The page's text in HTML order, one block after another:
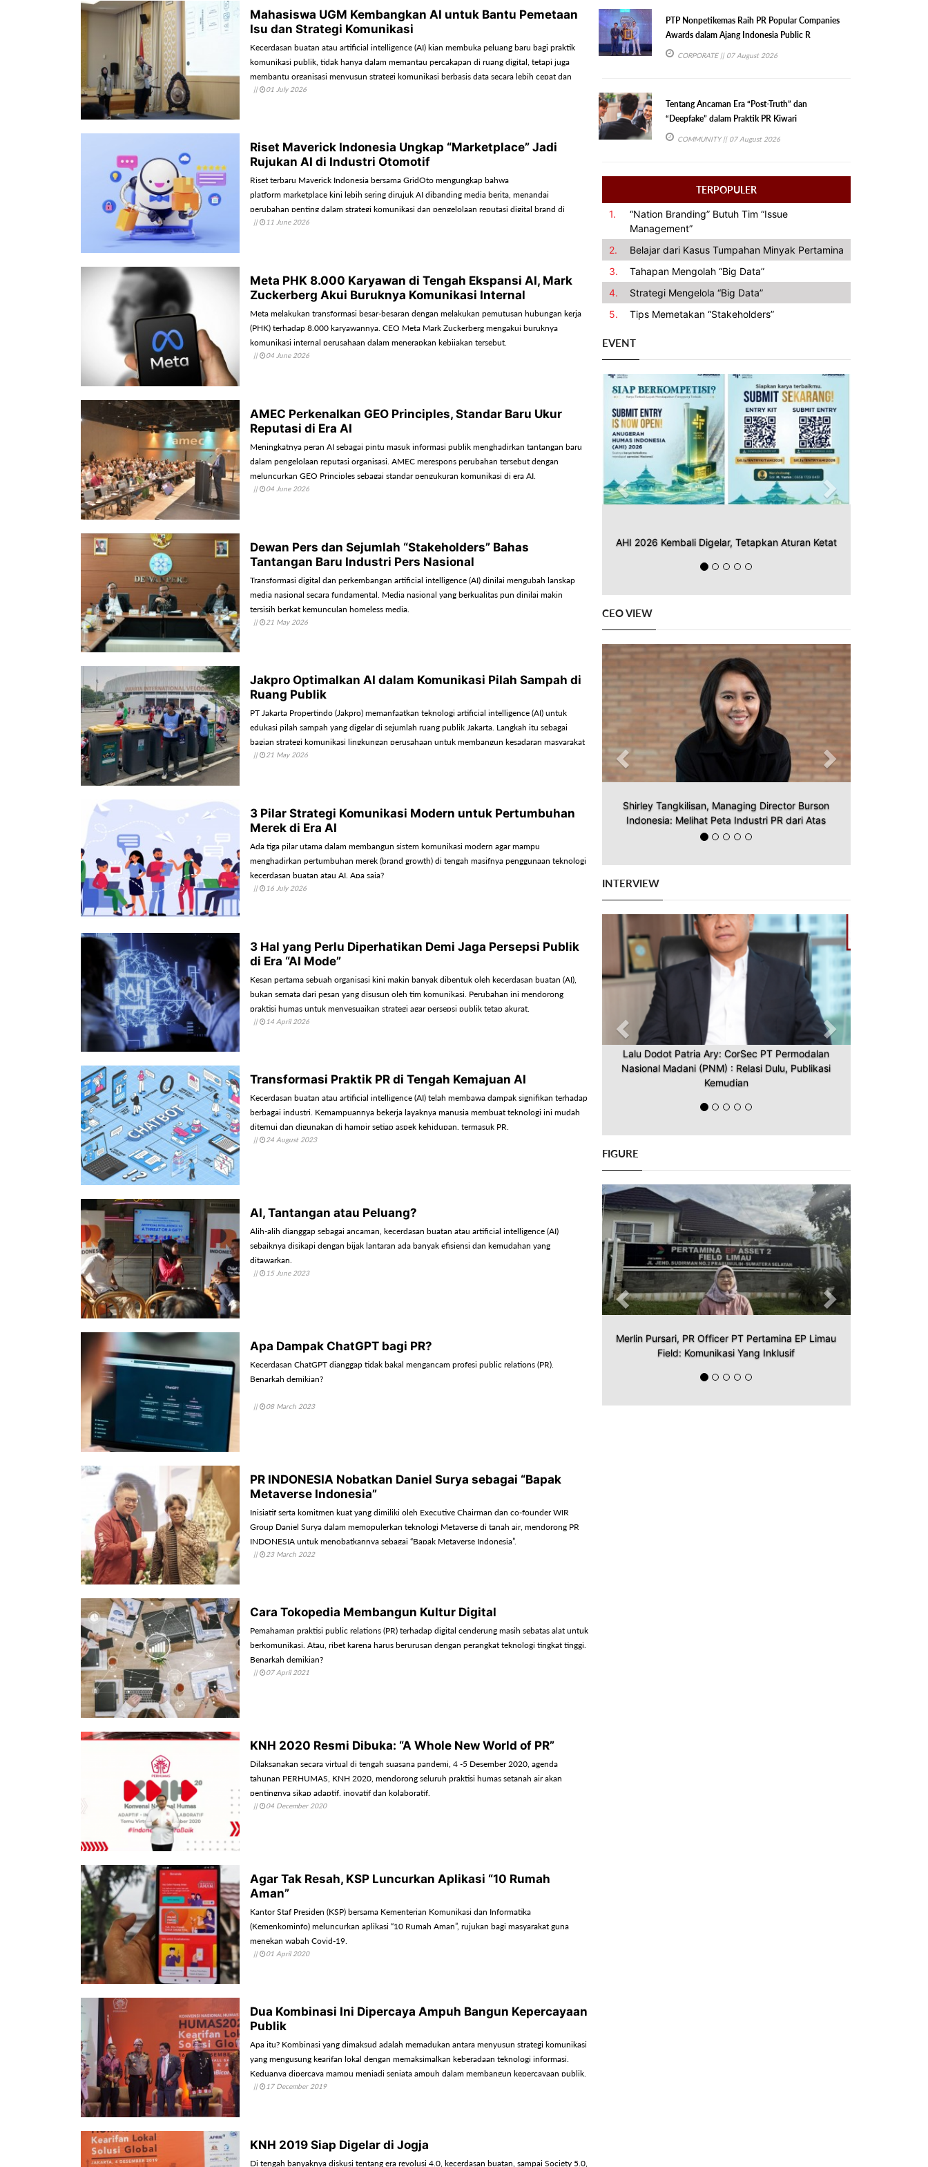
Mahasiswa UGM Kembangkan AI untuk Bantu Pemetaan
Isu dan Strategi Komunikasi
Kecerdasan buatan atau artificial intelligence (AI) kian membuka peluang baru bagi praktik
komunikasi publik, tidak hanya dalam memantau percakapan di ruang digital, tetapi juga
membantu organisasi menyusun strategi komunikasi berbasis data secara lebih cepat dan
akurat.
|| 01 July 2026
Riset Maverick Indonesia Ungkap “Marketplace” Jadi
Rujukan AI di Industri Otomotif
Riset terbaru Maverick Indonesia bersama GridOto mengungkap bahwa
platform marketplace kini lebih sering dirujuk AI dibanding media berita, menandai
perubahan penting dalam strategi komunikasi dan pengelolaan reputasi digital brand di
era generative AI.
|| 11 June 2026
Meta PHK 8.000 Karyawan di Tengah Ekspansi AI, Mark
Zuckerberg Akui Buruknya Komunikasi Internal
Meta melakukan transformasi besar-besaran dengan melakukan pemutusan hubungan kerja
(PHK) terhadap 8.000 karyawannya. CEO Meta Mark Zuckerberg mengakui buruknya
komunikasi internal perusahaan dalam menerapkan kebijakan tersebut.
|| 04 June 2026
AMEC Perkenalkan GEO Principles, Standar Baru Ukur
Reputasi di Era AI
Meningkatnya peran AI sebagai pintu masuk informasi publik menghadirkan tantangan baru
dalam pengelolaan reputasi organisasi. AMEC merespons perubahan tersebut dengan
meluncurkan GEO Principles sebagai standar pengukuran komunikasi di era AI.
|| 04 June 2026
Dewan Pers dan Sejumlah “Stakeholders” Bahas
Tantangan Baru Industri Pers Nasional
Transformasi digital dan perkembangan artificial intelligence (AI) dinilai mengubah lanskap
media nasional secara fundamental. Media nasional yang berkualitas pun dinilai makin
tersisih berkat kemunculan homeless media.
|| 21 May 2026
Jakpro Optimalkan AI dalam Komunikasi Pilah Sampah di
Ruang Publik
PT Jakarta Propertindo (Jakpro) memanfaatkan teknologi artificial intelligence (AI) untuk
edukasi pilah sampah yang digelar di sejumlah ruang publik Jakarta. Langkah itu sebagai
bagian strategi komunikasi lingkungan perusahaan untuk membangun kesadaran masyarakat
terhadap pengelolaan sampah berkelanjutan.
|| 21 May 2026
3 Pilar Strategi Komunikasi Modern untuk Pertumbuhan
Merek di Era AI
Ada tiga pilar utama dalam membangun sistem komunikasi modern agar mampu
menghadirkan pertumbuhan merek (brand growth) di tengah masifnya penggunaan teknologi
kecerdasan buatan atau AI. Apa saja?
|| 16 July 2026
3 Hal yang Perlu Diperhatikan Demi Jaga Persepsi Publik
di Era “AI Mode”
Kesan pertama sebuah organisasi kini makin banyak dibentuk oleh kecerdasan buatan (AI),
bukan semata dari pesan yang disusun oleh tim komunikasi. Perubahan ini mendorong
praktisi humas untuk menyesuaikan strategi agar persepsi publik tetap akurat.
|| 14 April 2026
Transformasi Praktik PR di Tengah Kemajuan AI
Kecerdasan buatan atau artificial intelligence (AI) telah membawa dampak signifikan terhadap
berbagai industri. Kemampuannya bekerja layaknya manusia membuat teknologi ini mudah
ditemui dan digunakan di hampir setiap aspek kehidupan, termasuk PR.
|| 24 August 2023
AI, Tantangan atau Peluang?
Alih-alih dianggap sebagai ancaman, kecerdasan buatan atau artificial intelligence (AI)
sebaiknya disikapi dengan bijak lantaran ada banyak efisiensi dan kemudahan yang
ditawarkan.
|| 15 June 2023
Apa Dampak ChatGPT bagi PR?
Kecerdasan ChatGPT dianggap tidak bakal mengancam profesi public relations (PR).
Benarkah demikian?
|| 08 March 2023
PR INDONESIA Nobatkan Daniel Surya sebagai “Bapak
Metaverse Indonesia”
Inisiatif serta komitmen kuat yang dimiliki oleh Executive Chairman dan co-founder WIR
Group Daniel Surya dalam memopulerkan teknologi Metaverse di tanah air, mendorong PR
INDONESIA untuk menobatkannya sebagai “Bapak Metaverse Indonesia”.
|| 23 March 2022
Cara Tokopedia Membangun Kultur Digital
Pemahaman praktisi public relations (PR) terhadap digital cenderung masih sebatas alat untuk
berkomunikasi. Atau, ribet karena harus berurusan dengan perangkat teknologi tingkat tinggi.
Benarkah demikian?
|| 07 April 2021
KNH 2020 Resmi Dibuka: “A Whole New World of PR”
Dilaksanakan secara virtual di tengah suasana pandemi, 4 -5 Desember 2020, agenda
tahunan PERHUMAS, KNH 2020, mendorong seluruh praktisi humas setanah air akan
pentingnya sikap adaptif, inovatif dan kolaboratif.
|| 04 December 2020
Agar Tak Resah, KSP Luncurkan Aplikasi “10 Rumah
Aman”
Kantor Staf Presiden (KSP) bersama Kementerian Komunikasi dan Informatika
(Kemenkominfo) meluncurkan aplikasi “10 Rumah Aman”, rujukan bagi masyarakat guna
menekan wabah Covid-19.
|| 01 April 2020
Dua Kombinasi Ini Dipercaya Ampuh Bangun Kepercayaan
Publik
Apa itu? Kombinasi yang dimaksud adalah memadukan antara menyusun strategi komunikasi
yang mengusung kearifan lokal dengan memaksimalkan keberadaan teknologi informasi.
Keduanya dipercaya mampu menjadi senjata ampuh dalam membangun kepercayaan publik.
|| 17 December 2019
KNH 2019 Siap Digelar di Jogja
Di tengah banyaknya diskusi tentang era revolusi 4.0, kecerdasan buatan, sampai Society 5.0,
PTP Nonpetikemas Raih PR Popular Companies
Awards dalam Ajang Indonesia Public R
CORPORATE|| 07 August 2026
Tentang Ancaman Era “Post-Truth” dan
“Deepfake” dalam Praktik PR Kiwari
COMMUNITY|| 07 August 2026
TERPOPULER
1.
“Nation Branding” Butuh Tim “Issue
Management”
2.
Belajar dari Kasus Tumpahan Minyak Pertamina
3.
Tahapan Mengolah “Big Data”
4.
Strategi Mengelola “Big Data”
5.
Tips Memetakan “Stakeholders”
EVENT
AHI 2026 Kembali Digelar, Tetapkan Aturan Ketat
Previous Next
CEO VIEW
Shirley Tangkilisan, Managing Director Burson
Indonesia: Melihat Peta Industri PR dari Atas
Previous Next
INTERVIEW
Lalu Dodot Patria Ary: CorSec PT Permodalan
Nasional Madani (PNM) : Relasi Dulu, Publikasi
Kemudian
Previous Next
FIGURE
Merlin Pursari, PR Officer PT Pertamina EP Limau
Field: Komunikasi Yang Inklusif
Previous Next